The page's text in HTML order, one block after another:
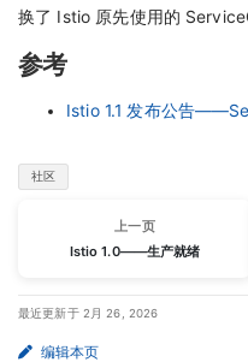
换了 Istio 原先使用的
参考
Istio 1.1 发布公告
社区
上一页
Istio 1.0——生产就绪
最近更新于 2月 26, 2026
编辑本页